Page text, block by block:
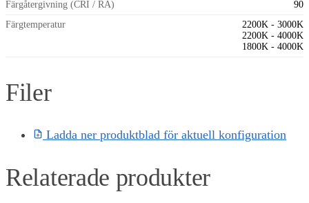
Färgåtergivning (CRI / RA)
90
Färgtemperatur
2200K - 3000K
2200K - 4000K
1800K - 4000K
Filer
Ladda ner produktblad för aktuell konfiguration
Relaterade produkter